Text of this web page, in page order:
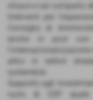
chiave e nel comparto
Interventi per
Consiglio di
anche in pool con
attivi in settori
sostenibile.
Supporto agli
ruolo di CDP